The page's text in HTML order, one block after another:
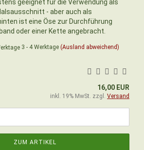
geeignet für die Verwendung als
- aber auch als
ist eine Öse zur Durchführung
oder einer Kette angebracht.
3 - 4 Werktage (Ausland abweichend)
16,00 EUR
inkl. 19% MwSt. zzgl. Versand
ZUM ARTIKEL